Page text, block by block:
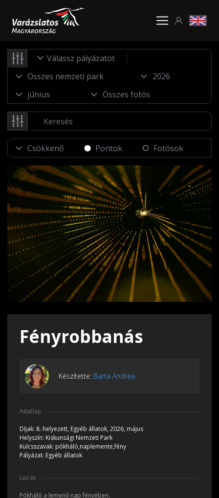
Válassz pályázatot
Pontok Fotósok
Fényrobbanás
Készítette: Barta Andrea
Adatlap
Díjak: 8. helyezett, Egyéb állatok, 2026, május
Helyszín: Kiskunsági Nemzeti Park
Kulcsszavak: pókháló,naplemente,fény
Pályázat: Egyéb állatok
Leírás
Pókháló a lemenő nap fényében.